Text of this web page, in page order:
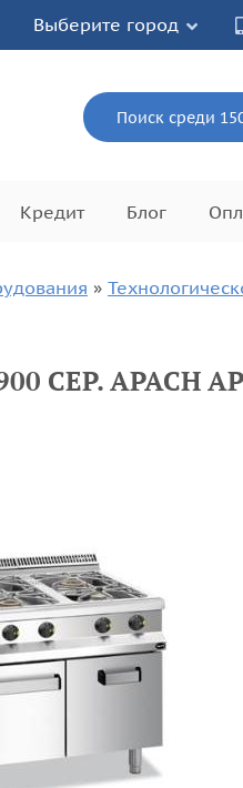
Выберите город
Кредит Блог
»
СЕР. APACH